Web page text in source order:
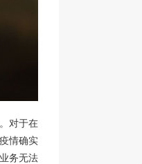
对于在
情确实
务无法